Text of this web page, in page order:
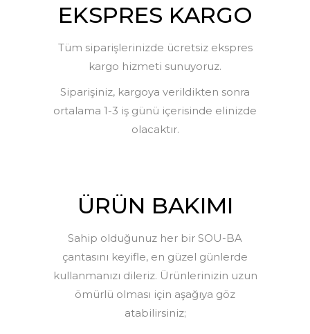
EKSPRES KARGO
Tüm siparişlerinizde ücretsiz ekspres
kargo hizmeti sunuyoruz.
Siparişiniz, kargoya verildikten sonra
ortalama 1-3 iş günü içerisinde elinizde
olacaktır.
ÜRÜN BAKIMI
Sahip olduğunuz her bir SOU-BA
çantasını keyifle, en güzel günlerde
kullanmanızı dileriz. Ürünlerinizin uzun
ömürlü olması için aşağıya göz
atabilirsiniz;